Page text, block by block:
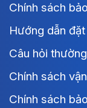
Chính sách
Hướng dẫn
Câu hỏi
Chính sách
Chính sách